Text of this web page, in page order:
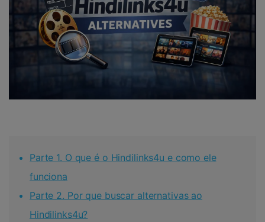
Parte 1. O que é o Hindilinks4u e como ele
funciona
Parte 2. Por que buscar alternativas ao
Hindilinks4u?